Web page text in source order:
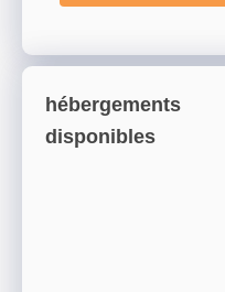
hébergements
disponibles